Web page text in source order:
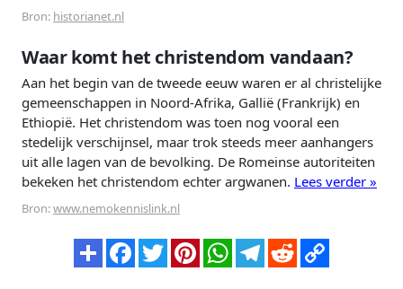
Bron: historianet.nl
Waar komt het christendom vandaan?
Aan het begin van de tweede eeuw waren er al christelijke
gemeenschappen in Noord-Afrika, Gallië (Frankrijk) en
Ethiopië. Het christendom was toen nog vooral een
stedelijk verschijnsel, maar trok steeds meer aanhangers
uit alle lagen van de bevolking. De Romeinse autoriteiten
bekeken het christendom echter argwanen. Lees verder »
Bron:www.nemokennislink.nl